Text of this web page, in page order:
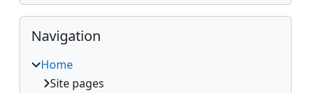
Skip Navigation
Navigation
Home
Site pages